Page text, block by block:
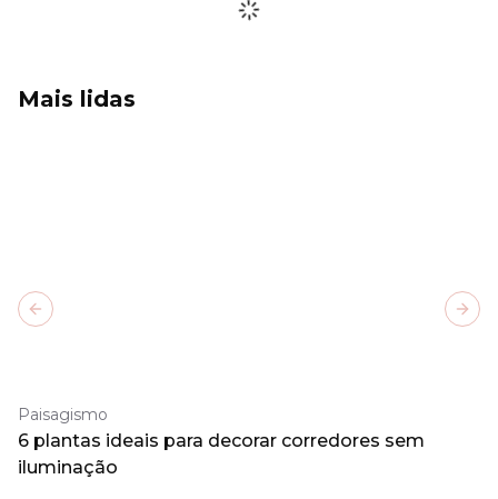
Mais lidas
Paisagismo
6 plantas ideais para decorar corredores sem
iluminação
Previous slide